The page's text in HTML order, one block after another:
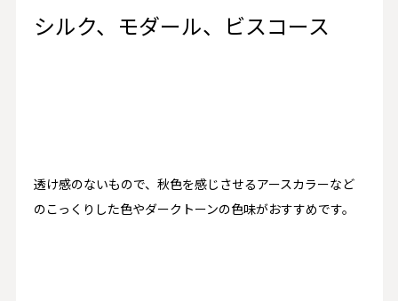
シルク、モダール、ビスコース
透け感のないもので、秋色を感じさせるアースカラーなど
のこっくりした色やダークトーンの色味がおすすめです。